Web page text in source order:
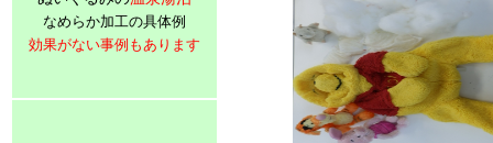
なめらか加工の具体例
効果がない事例もあります